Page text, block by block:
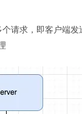
请求，即客户端